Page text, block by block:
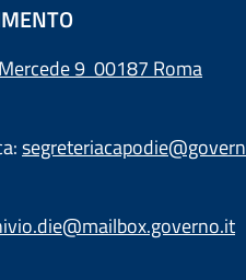
9 00187 Roma
segreteriacapodie@govern